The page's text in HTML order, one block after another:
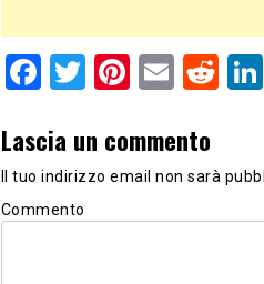
Facebook
Twitter
Pinterest
Email
Lascia un commento
Il tuo indirizzo email non sarà
Commento